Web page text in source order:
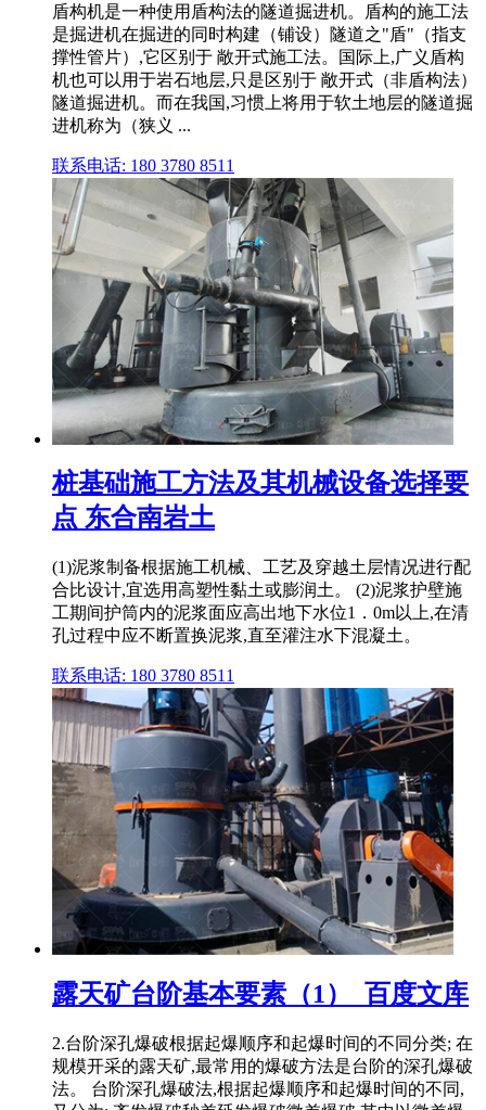
盾构机是一种使用盾构法的隧道掘进机。盾构的施工法
是掘进机在掘进的同时构建（铺设）隧道之"盾"（指支
撑性管片）,它区别于 敞开式施工法。国际上,广义盾构
机也可以用于岩石地层,只是区别于 敞开式（非盾构法）
隧道掘进机。而在我国,习惯上将用于软土地层的隧道掘
进机称为（狭义 ...
联系电话: 180 3780 8511
桩基础施工方法及其机械设备选择要
点 东合南岩土
(1)泥浆制备根据施工机械、工艺及穿越土层情况进行配
合比设计,宜选用高塑性黏土或膨润土。 (2)泥浆护壁施
工期间护筒内的泥浆面应高出地下水位1．0m以上,在清
孔过程中应不断置换泥浆,直至灌注水下混凝土。
联系电话: 180 3780 8511
露天矿台阶基本要素（1）_百度文库
2.台阶深孔爆破根据起爆顺序和起爆时间的不同分类; 在
规模开采的露天矿,最常用的爆破方法是台阶的深孔爆破
法。 台阶深孔爆破法,根据起爆顺序和起爆时间的不同,